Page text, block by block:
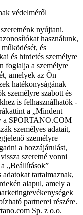
védelméről
nyújtani.
használunk,
és
és hirdetés személyre
foglalja a személyre
amelyek az Ön
hatékonyságának
személyre szabott és
is felhasználhatók -
a „Mindent
a SPORTANO.COM
személyes adatait,
személyre
a hozzájárulást,
szeretné vonni
„Beállítások”
tartalmaznak,
alapul, amely a
partnerei részére.
Sp. z o.o.